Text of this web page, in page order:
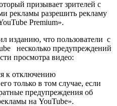
призывает зрителей с
рекламы разрешить рекламу
Premium».
изданию, что пользователи с
несколько предупреждений
просмотра видео:
к отключению
только в том случае, если
предупреждения об
на YouTube».